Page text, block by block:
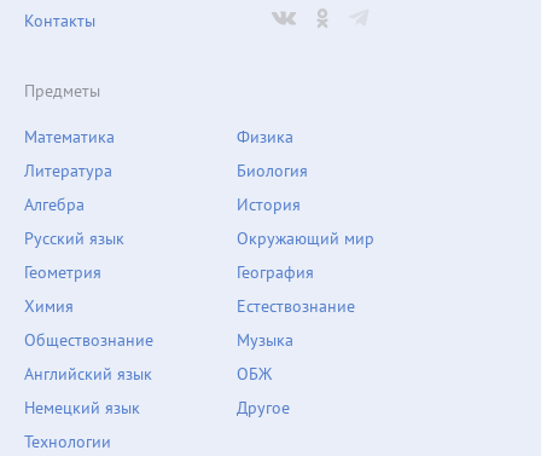
Предметы
Математика
Литература
Алгебра
Русский язык
Геометрия
Химия
Физика
Биология
История
Окружающий мир
География
Естествознание
Обществознание
Английский язык
Немецкий язык
Технологии
Музыка
ОБЖ
Другое
Контакты